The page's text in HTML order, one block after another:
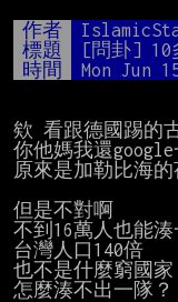
作者
標題
[問卦] 10
時間
Mon Jun
欸 看跟德國踢的
你他媽我還
原來是加勒比海
但是不對啊
不到16萬人也能
台灣人口140倍
也不是什麼窮國
怎麼湊不出一隊？